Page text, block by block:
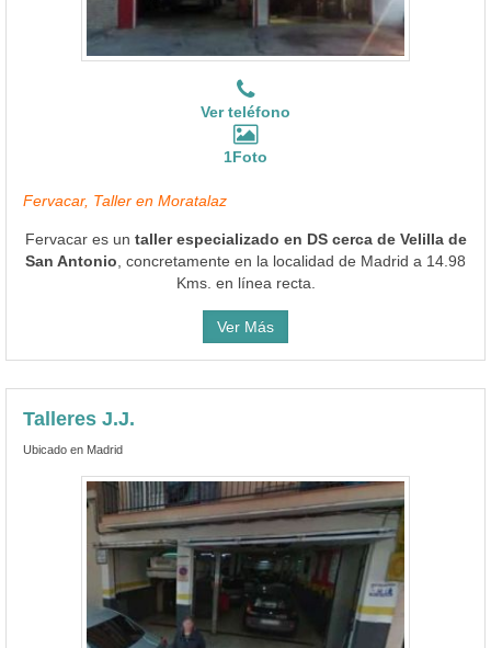
Ver teléfono
1Foto
Fervacar, Taller en Moratalaz
Fervacar es un taller especializado en DS cerca de Velilla de
San Antonio , concretamente en la localidad de Madrid a 14.98
Kms. en línea recta.
Ver Más
Talleres J.J.
Ubicado en Madrid